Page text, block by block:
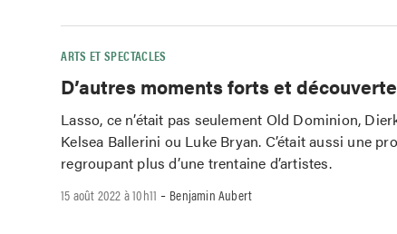
ARTS ET SPECTACLES
D’autres moments forts et
Lasso, ce n’était pas seulement Old Dominion,
Kelsea Ballerini ou Luke Bryan. C’était aussi une
regroupant plus d’une trentaine d’artistes.
15 août 2022 à 10h11 - Benjamin Aubert